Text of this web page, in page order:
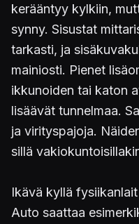
kerääntyy kylkiin,
synny. Sisustat
tarkasti, ja
mainiosti. Pienet
ikkunoiden tai katon
lisäävät tunnelmaa.
ja virityspajoja.
sillä
Ikävä kyllä
Auto saattaa